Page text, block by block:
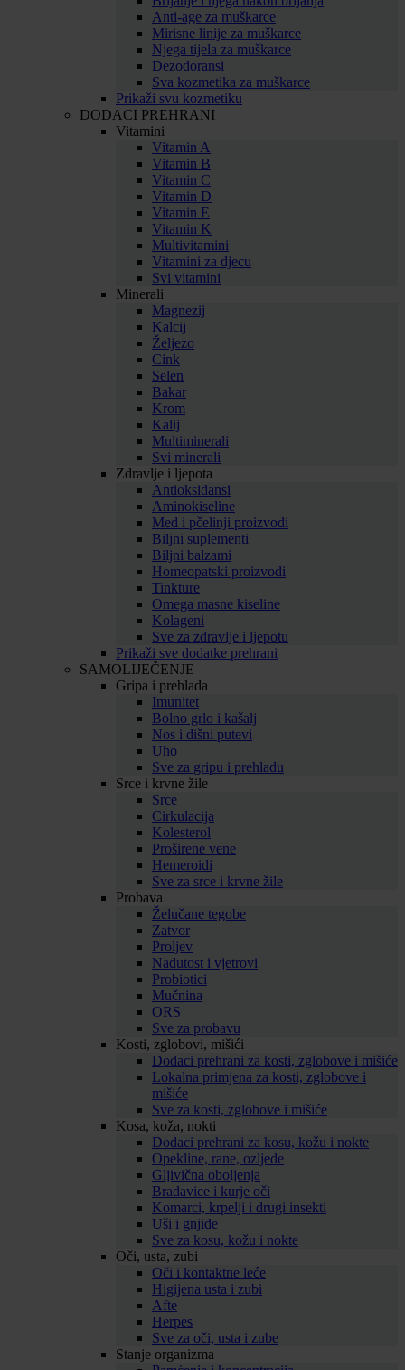
Anti-age za muškarce
Mirisne linije za muškarce
Njega tijela za muškarce
Dezodoransi
Sva kozmetika za muškarce
Prikaži svu kozmetiku
DODACI PREHRANI
Vitamini
Vitamin A
Vitamin B
Vitamin C
Vitamin D
Vitamin E
Vitamin K
Multivitamini
Vitamini za djecu
Svi vitamini
Minerali
Magnezij
Kalcij
Željezo
Cink
Selen
Bakar
Krom
Kalij
Multiminerali
Svi minerali
Zdravlje i ljepota
Antioksidansi
Aminokiseline
Med i pčelinji proizvodi
Biljni suplementi
Biljni balzami
Homeopatski proizvodi
Tinkture
Omega masne kiseline
Kolageni
Sve za zdravlje i ljepotu
Prikaži sve dodatke prehrani
SAMOLIJEČENJE
Gripa i prehlada
Imunitet
Bolno grlo i kašalj
Nos i dišni putevi
Uho
Sve za gripu i prehladu
Srce i krvne žile
Srce
Cirkulacija
Kolesterol
Proširene vene
Hemeroidi
Sve za srce i krvne žile
Probava
Želučane tegobe
Zatvor
Proljev
Nadutost i vjetrovi
Probiotici
Mučnina
ORS
Sve za probavu
Kosti, zglobovi, mišići
Dodaci prehrani za kosti, zglobove i mišiće
Lokalna primjena za kosti, zglobove i
mišiće
Sve za kosti, zglobove i mišiće
Kosa, koža, nokti
Dodaci prehrani za kosu, kožu i nokte
Opekline, rane, ozljede
Gljivična oboljenja
Bradavice i kurje oči
Komarci, krpelji i drugi insekti
Uši i gnjide
Sve za kosu, kožu i nokte
Oči, usta, zubi
Oči i kontaktne leće
Higijena usta i zubi
Afte
Herpes
Sve za oči, usta i zube
Stanje organizma